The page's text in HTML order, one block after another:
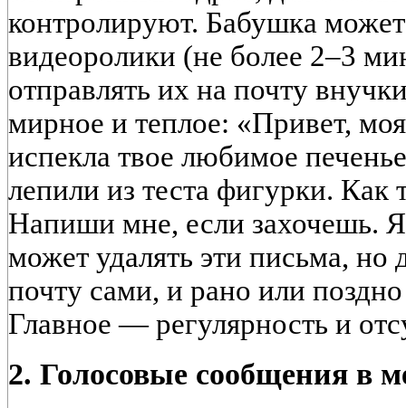
контролируют. Бабушка
видеоролики (не более 2–3
отправлять их на почту
мирное и теплое: «Привет,
испекла твое любимое
лепили из теста фигурки. Как
Напиши мне, если захочешь. Я
может удалять эти письма, но
почту сами, и рано или
Главное — регулярность и
2. Голосовые сообщения в